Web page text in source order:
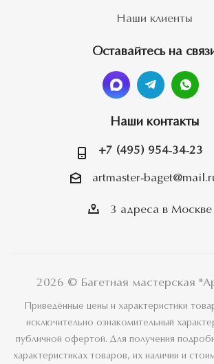
Наши клиенты
Оставайтесь на
Наши контакты
+7 (495) 954-34-23
artmaster-
3 адреса в Москве
2026 © Багетная мастерская
Приведённые цены и характеристики
исключительно ознакомительный
публичной офертой. Для получения
характеристиках товаров, их наличии и